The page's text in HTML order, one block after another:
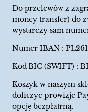
Do przelewów z
money transfer) do
wystarczy sam
Numer IBAN :
Kod BIC (SWIFT) :
Koszyk w naszym
doliczyc prowizje
opcję bezpłatrną.